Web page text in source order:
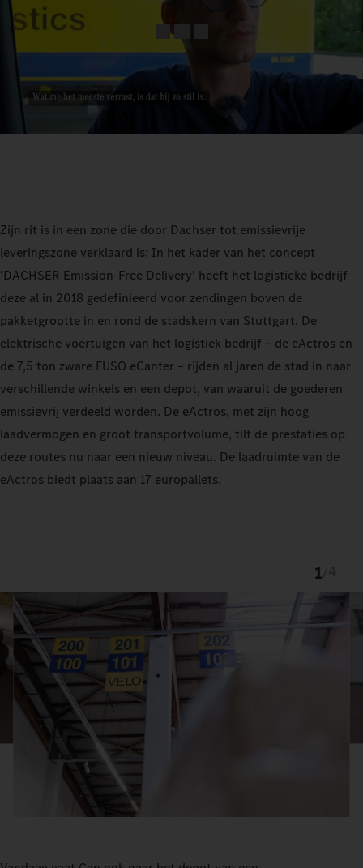
Zijn rit is in een zone die door Dachser tot emissievrije
leveringszone verklaard is: In het kader van het concept
'DACHSER Emission-Free Delivery' heeft het logistieke bedrijf
deze al in 2018 gedefinieerd voor zendingen boven de
pakketgrootte in en rond de stadskern van Stuttgart. De
elektrische voertuigen van het logistiek bedrijf – de eActros en
de 7,5 ton zware FUSO eCanter – rijden al jaren de stad in naar
verschillende winkels en een depot, van waaruit de goederen
emissievrij verdeeld worden. De eActros, met zijn hoog
laadvermogen en groot transportvolume, tilt de prestaties op
deze routes nu naar een nieuw niveau. De laadruimte van de
eActros biedt plaats aan 17 europallets.
1